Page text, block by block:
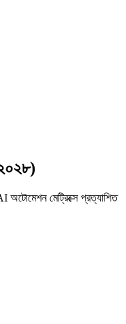
অটোমেশন মেট্রিক্সে প্রত্যাশিত